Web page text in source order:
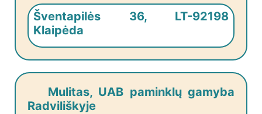
Šventapilės 36, LT-92198
Klaipėda
Mulitas, UAB paminklų gamyba
Radviliškyje